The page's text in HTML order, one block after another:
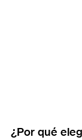
¿Por qué